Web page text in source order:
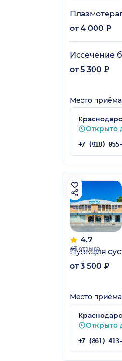
от 4 000 ₽
Иссечение
от 5 300 ₽
Место
Открыто
4.7
43 отзыва
Пункция
от 3 500 ₽
Место
Открыто